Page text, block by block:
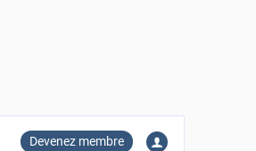
Devenez membre